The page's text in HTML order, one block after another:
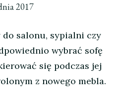
2017
salonu, sypialni czy
wybrać sofę
się podczas jej
z nowego mebla.